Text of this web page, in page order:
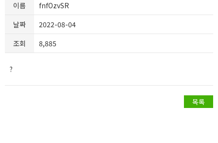
이름
fnfOzvSR
날짜
2022-08-04
조회
8,885
?